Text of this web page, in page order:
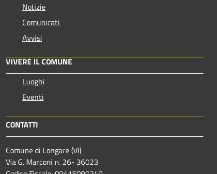
Notizie
Comunicati
Avvisi
VIVERE IL COMUNE
Luoghi
Eventi
CONTATTI
Comune di Longare (VI)
Via G. Marconi n. 26- 36023